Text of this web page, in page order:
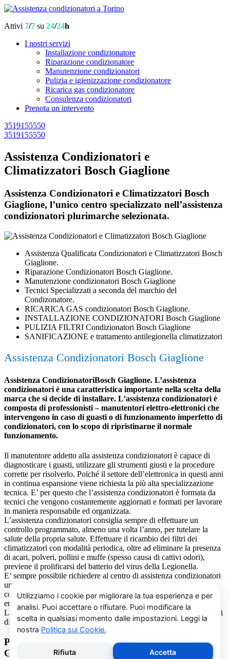
Attivi 7/7 su 24/24h
I nostri servizi
Installazione condizionatore
Riparazione condizionatore
Manutenzione condizionatori
Pulizia e igienizzazione condizionatore
Ricarica gas condizionatore
Consulenza condizionatori
Prenota un intervento
3519155550
3519155550
Assistenza Condizionatori e
Climatizzatori Bosch Giaglione
Assistenza Condizionatori e Climatizzatori Bosch
Giaglione, l’unico centro specializzato nell’assistenza
condizionatori plurimarche selezionata.
Assistenza Qualificata Condizionatori e Climatizzatori Bosch
Giaglione.
Riparazione Condizionatori Bosch Giaglione.
Manutenzione condizionatori Bosch Giaglione
Tecnici Specializzati a seconda del marchio del
Condizonatore.
RICARICA GAS condizionatori Bosch Giaglione.
INSTALLAZIONE CONDIZIONATORI Bosch Giaglione
PULIZIA FILTRI Condizionatori Bosch Giaglione
SANIFICAZIONE e trattamento antilegionella climatizzatori
Assistenza Condizionatori Bosch Giaglione
Assistenza CondizionatoriBosch Giaglione. L’assistenza
condizionatori è una caratteristica importante nella scelta della
marca che si decide di installare. L’assistenza condizionatori è
composta di professionisti – manutentori elettro-elettronici che
intervengono in caso di guasti o di funzionamento imperfetto di
condizionatori, con lo scopo di ripristinarne il normale
funzionamento.
Il manutentore addetto alla assistenza condizionatori è capace di
diagnosticare i guasti, utilizzare gli strumenti giusti e la procedure
corrette per risolverlo. Poiché il settore dell’elettronica in questi anni
in continua espansione viene richiesta la più alta specializzazione
tecnica. E’ per questo che l’assistenza condizionatori è formata da
tecnici che vengono costantemente aggiornati e formati per lavorare
in maniera responsabile ed organizzata.
L’assistenza condizionatori consiglia sempre di effettuare un
controllo programmato, almeno una volta l’anno, per tutelare la
salute della propria salute. Effettuare il ricambio dei filtri dei
climatizzatori con modalità periodica, oltre ad eliminare la presenza
di acari, polveri, pollini e muffe (spesso causa di cattivi odori),
previene il prolificarsi del batterio del virus della Legionella.
E’ sempre possibile richiedere al centro di assistenza condizionatori
una consulenza gratuita per un montaggio di un nuovo
condizionatore o sulle ultime normative in materia di risparmio
energetico.
La salute e il benessere sono quindi essere gli obiettivi fondamentali
di un addetto alla assistenza condizionatori.
Pulizia e Sanificazione Condizionatori Bosch
Giaglione